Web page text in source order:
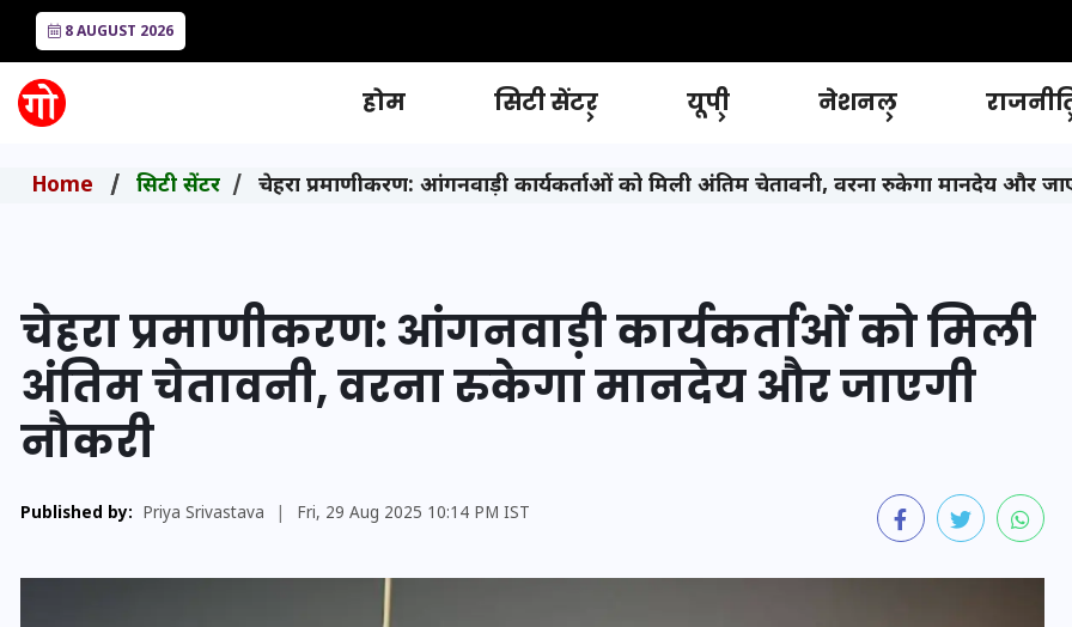
8 AUGUST 2026
होम सिटी सेंटर यूपी नेशनल
Home सिटी सेंटर चेहरा प्रमाणीकरण: आंगनवाड़ी कार्यकर्ताओं को मिली अंतिम चेतावनी, वरना रुकेगा मानदेय और
चेहरा प्रमाणीकरण: आंगनवाड़ी कार्यकर्ताओं को मिली
अंतिम चेतावनी, वरना रुकेगा मानदेय और जाएगी
नौकरी
Published by: Priya Srivastava | Fri, 29 Aug 2025 10:14 PM IST